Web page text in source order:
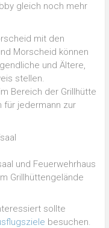
gleich noch mehr
mit den
Morscheid können
und Ältere,
stellen.
Bereich der Grillhütte
für jedermann zur
und Feuerwehrhaus
Grillhüttengelände
sollte
besuchen.